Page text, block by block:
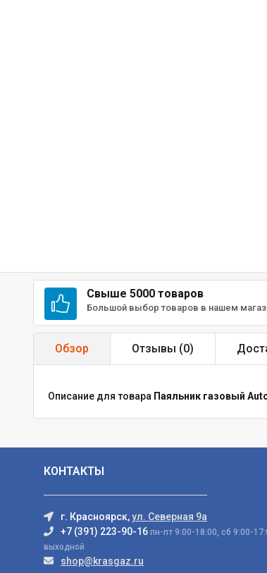
Свыше 5000 товаров
Большой выбор товаров в нашем
Обзор Отзывы (0)
Описание для товара Паяльник газовый
КОНТАКТЫ
г. Красноярск,ул. Северная 9а
+7 (391) 223-90-16 пн-пт 9:00-18:00, сб 9:00-
выходной
shop@krasgaz.ru